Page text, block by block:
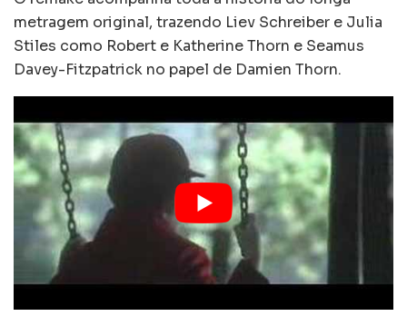
metragem original, trazendo Liev Schreiber e Julia
Stiles como Robert e Katherine Thorn e Seamus
Davey-Fitzpatrick no papel de Damien Thorn.